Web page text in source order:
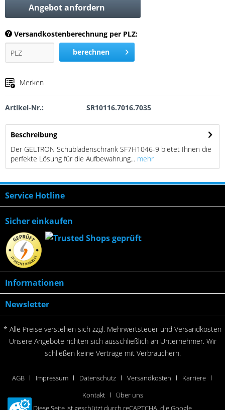
Angebot anfordern
Versandkostenberechnung per PLZ:
berechnen
Merken
Artikel-Nr.: SR10116.7016.7035
Beschreibung
Der GELTRON Schubladenschrank SF7H1046-9 bietet Ihnen die
perfekte Lösung für die Aufbewahrung... mehr
Service Hotline
Sicher einkaufen
Informationen
Newsletter
* Alle Preise verstehen sich zzgl. Mehrwertsteuer und Versandkosten
Unsere Angebote richten sich ausschließlich an Unternehmer. Wir
schließen keine Verträge mit Verbrauchern.
AGB Impressum Datenschutz Versandkosten
Karriere
Kontakt
Über uns
Diese Seite ist geschützt durch reCAPTCHA, die Google